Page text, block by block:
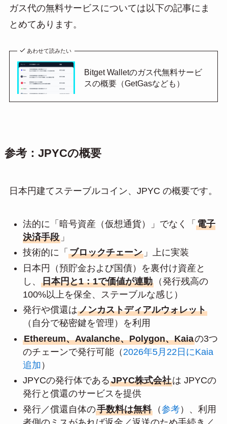
ガス代の無料サービスについては以下の記事にま
とめてあります。
あわせて読みたい
Bitget Walletのガス代無料サービ
スの概要（GetGasなども）
参考：JPYCの概要
日本円建てステーブルコイン、JPYC の概要です。
法的に「暗号資産（仮想通貨）」でなく「 電子
決済手段」
技術的に「 ブロックチェーン」上に実装
日本円（預貯金および国債）を裏付け資産と
し、 日本円と1：1で価値が連動（発行残高の
100%以上を保全、ステーブルな感じ）
発行や償還はノンカストディアルウォレット
（自分で秘密鍵を管理）を利用
Ethereum、Avalanche、Polygon、Kaiaの3つ
のチェーンで発行可能（ 2026年5月22日にKaia
追加 ）
JPYCの発行体であるJPYC株式会社は JPYCの
発行と償還のサービスを提供
発行／償還自体の手数料は無料（参考）、利用